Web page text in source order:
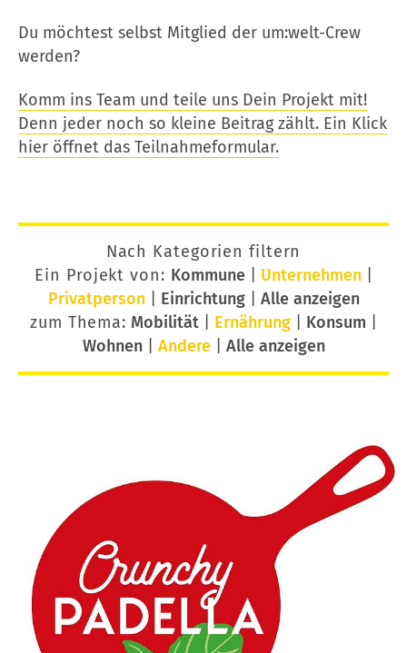
Du möchtest selbst Mitglied der um:welt-Crew
werden?
Komm ins Team und teile uns Dein Projekt mit!
Denn jeder noch so kleine Beitrag zählt. Ein Klick
hier öffnet das Teilnahmeformular.
Nach Kategorien filtern
Ein Projekt von: Kommune| Unternehmen|
Privatperson| Einrichtung| Alle anzeigen
zum Thema: Mobilität Ernährung Konsum
Wohnen| Andere| Alle anzeigen